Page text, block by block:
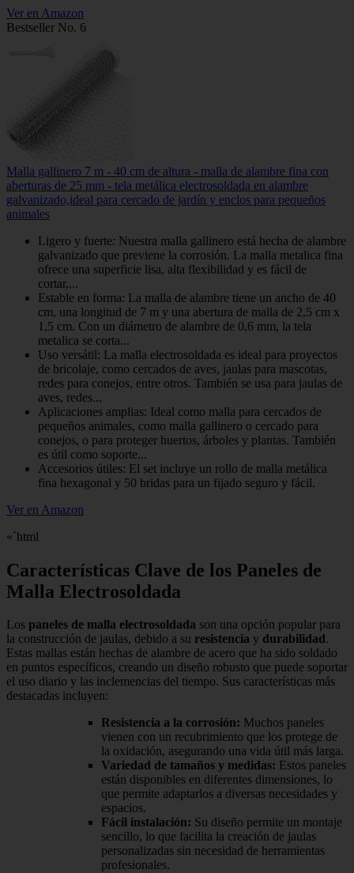
Ver en Amazon
Bestseller No. 6
Malla gallinero 7 m - 40 cm de altura - malla de alambre fina con
aberturas de 25 mm - tela metálica electrosoldada en alambre
galvanizado,ideal para cercado de jardín y enclos para pequeños
animales
Ligero y fuerte: Nuestra malla gallinero está hecha de alambre
galvanizado que previene la corrosión. La malla metalica fina
ofrece una superficie lisa, alta flexibilidad y es fácil de
cortar,...
Estable en forma: La malla de alambre tiene un ancho de 40
cm, una longitud de 7 m y una abertura de malla de 2,5 cm x
1,5 cm. Con un diámetro de alambre de 0,6 mm, la tela
metalica se corta...
Uso versátil: La malla electrosoldada es ideal para proyectos
de bricolaje, como cercados de aves, jaulas para mascotas,
redes para conejos, entre otros. También se usa para jaulas de
aves, redes...
Aplicaciones amplias: Ideal como malla para cercados de
pequeños animales, como malla gallinero o cercado para
conejos, o para proteger huertos, árboles y plantas. También
es útil como soporte...
Accesorios útiles: El set incluye un rollo de malla metálica
fina hexagonal y 50 bridas para un fijado seguro y fácil.
Ver en Amazon
«`html
Características Clave de los Paneles de
Malla Electrosoldada
Los paneles de malla electrosoldada son una opción popular para
la construcción de jaulas, debido a su resistencia y durabilidad.
Estas mallas están hechas de alambre de acero que ha sido soldado
en puntos específicos, creando un diseño robusto que puede soportar
el uso diario y las inclemencias del tiempo. Sus características más
destacadas incluyen:
Resistencia a la corrosión: Muchos paneles
vienen con un recubrimiento que los protege de
la oxidación, asegurando una vida útil más larga.
Variedad de tamaños y medidas: Estos paneles
están disponibles en diferentes dimensiones, lo
que permite adaptarlos a diversas necesidades y
espacios.
Fácil instalación: Su diseño permite un montaje
sencillo, lo que facilita la creación de jaulas
personalizadas sin necesidad de herramientas
profesionales.